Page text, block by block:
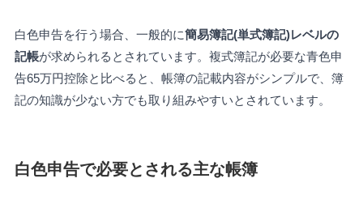
白色申告を行う場合、一般的に簡易簿記(単式簿記)レベルの
記帳が求められるとされています。複式簿記が必要な青色申
告65万円控除と比べると、帳簿の記載内容がシンプルで、簿
記の知識が少ない方でも取り組みやすいとされています。
白色申告で必要とされる主な帳簿